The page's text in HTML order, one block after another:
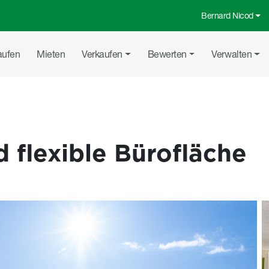
Top-Menü
Bernard Nicod
Mieten Verkaufen Bewerten Verwalten
flexible Bürofläche